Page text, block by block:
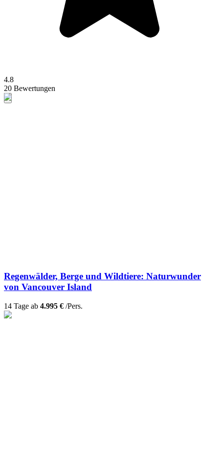
4.8
20 Bewertungen
Regenwälder, Berge und Wildtiere: Naturwunder
von Vancouver Island
14 Tage ab 4.995 € /Pers.